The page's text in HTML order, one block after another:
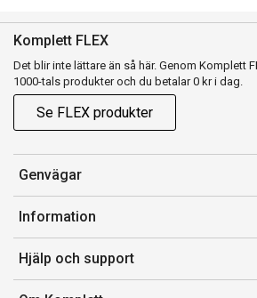
Komplett FLEX
Det blir inte lättare än så här. Genom Komplett
1000-tals produkter och du betalar 0 kr i dag.
Se FLEX produkter
Genvägar
Konto
Orderhistorik
Presentkort
Information
Försäljningsvillkor
Medlemsvillkor for Komplett Club
Hjälp och support
Kontakta oss